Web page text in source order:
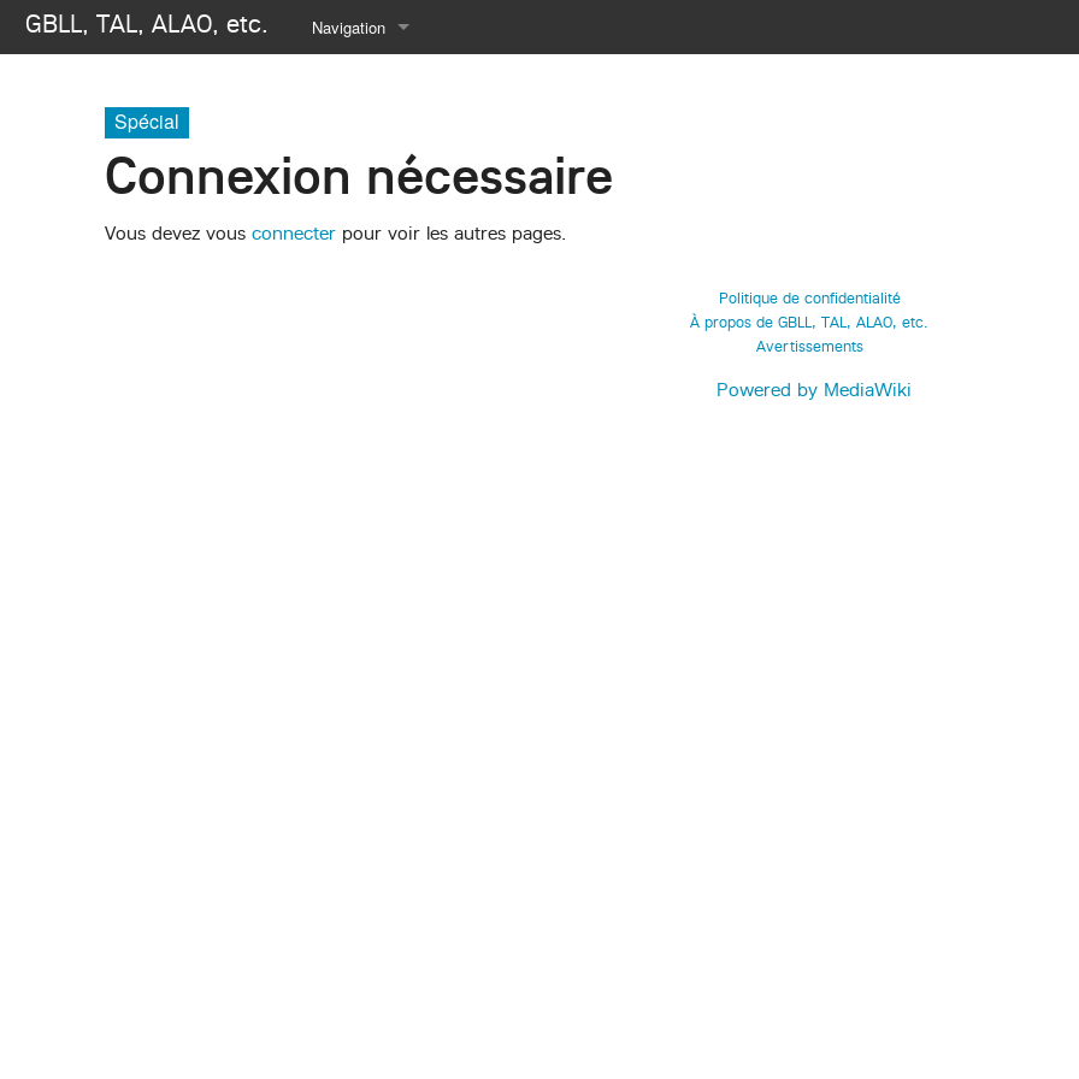
GBLL, TAL, ALAO, etc. Navigation
Spécial
Connexion nécessaire
Vous devez vous connecter pour voir les autres pages.
Politique de confidentialité
À propos de GBLL, TAL, ALAO, etc.
Avertissements
Powered by MediaWiki